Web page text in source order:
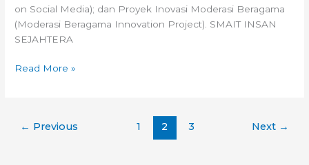
on Social Media); dan Proyek Inovasi Moderasi Beragama
(Moderasi Beragama Innovation Project). SMAIT INSAN
SEJAHTERA
Read More »
← Previous 1 2 3 Next →